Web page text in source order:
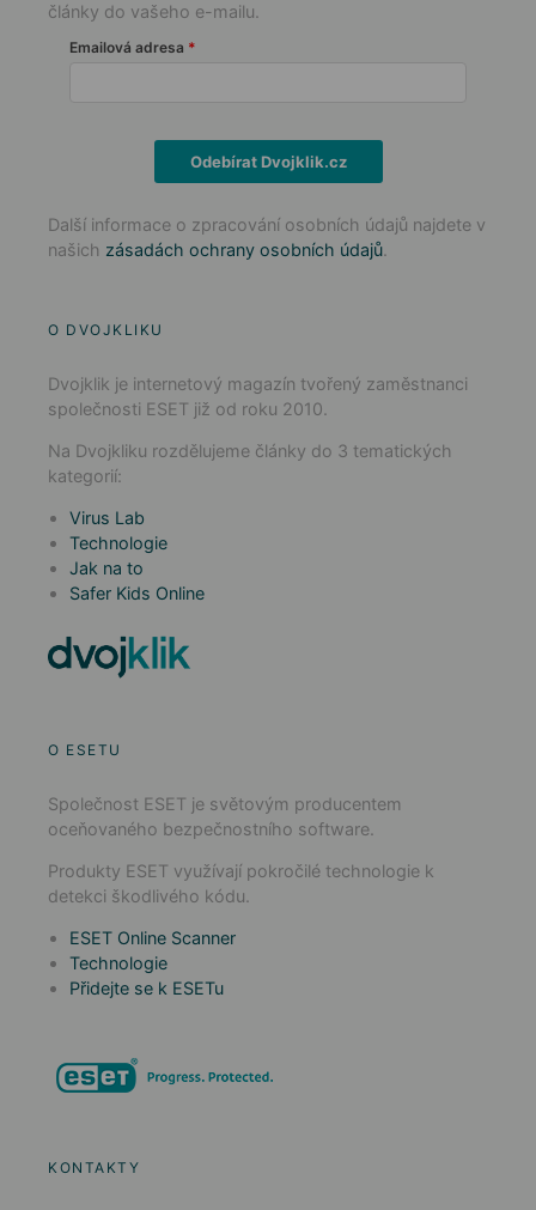
články do vašeho e-mailu.
Emailová adresa
Odebírat Dvojklik.cz
Další informace o zpracování osobních údajů najdete v
našich zásadách ochrany osobních údajů.
O DVOJKLIKU
Dvojklik je internetový magazín tvořený zaměstnanci
společnosti ESET již od roku 2010.
Na Dvojkliku rozdělujeme články do 3 tematických
kategorií:
Virus Lab
Technologie
Jak na to
Safer Kids Online
O ESETU
Společnost ESET je světovým producentem
oceňovaného bezpečnostního software.
Produkty ESET využívají pokročilé technologie k
detekci škodlivého kódu.
ESET Online Scanner
Technologie
Přidejte se k ESETu
KONTAKTY